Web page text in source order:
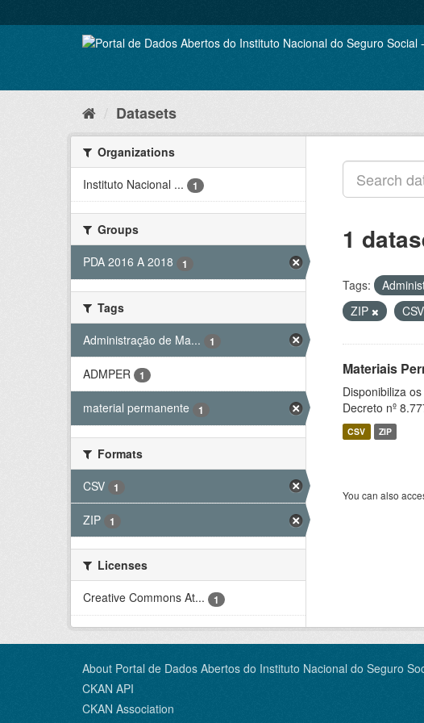
to
Datasets
Organizations
Instituto Nacional ...
1
Groups
PDA 2016 A 2018
1
Tags
Administração de Ma...
1
ADMPER 1
material permanente 1
Formats
CSV
1
ZIP 1
Licenses
Creative Commons At...
1
1
Tags:
ZIP
CSV
Materiais
Disponibiliza
Decreto nº
CSV ZIP
You can also
About Portal de Dados Abertos do Instituto Nacional do Seguro
CKAN API
CKAN Association